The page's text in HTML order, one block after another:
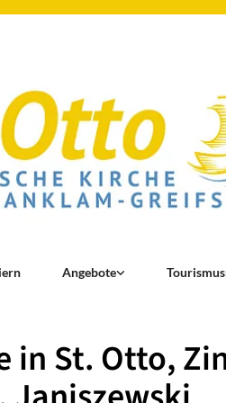
Angebote
in St. Otto,